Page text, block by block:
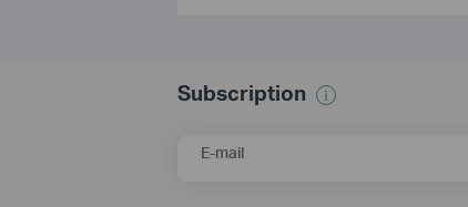
Subscription
E-mail